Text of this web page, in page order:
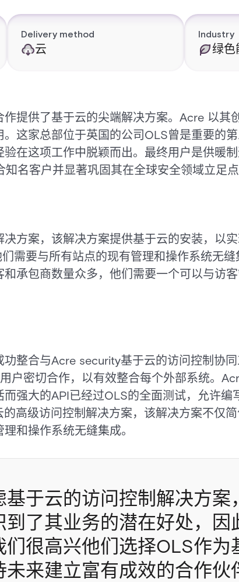
Delivery method
云
Industry
绿色
提供了基于云的尖端解决方案。Acre 以其
这家总部位于英国的公司OLS曾是重要的
在这项工作中脱颖而出。最终用户是供暖
名客户并显著巩固其在全球安全领域立足点
方案，该解决方案提供基于云的安装，以
需要与所有站点的现有管理和操作系统无
承包商数量众多，他们需要一个可以与访
整合与Acre security基于云的访问控制协
户密切合作，以有效整合每个外部系统。
强大的API已经过OLS的全面测试，允许编
高级访问控制解决方案，该解决方案不仅
和操作系统无缝集成。
于云的访问控制解决方案
到了其业务的潜在好处，因
很高兴他们选择OLS作为
来建立富有成效的合作伙